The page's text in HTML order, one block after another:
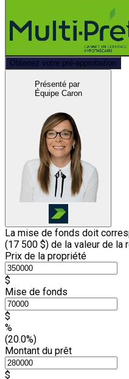
Obtenez votre pré-approbation
Présenté par
Équipe Caron
La mise de fonds doit
(17 500 $) de la valeur de la
Prix de la propriété
$
Mise de fonds
$
%
(20.0%)
Montant du prêt
$